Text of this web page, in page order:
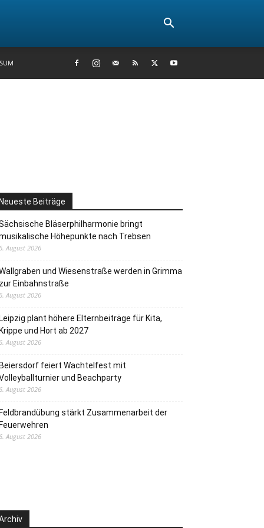
Beiträge
Bläserphilharmonie bringt
Höhepunkte nach Trebsen
August 2026
und Wiesenstraße werden in Grimma
Einbahnstraße
August 2026
plant höhere Elternbeiträge für Kita,
und Hort ab 2027
August 2026
feiert Wachtelfest mit
und Beachparty
August 2026
stärkt Zusammenarbeit der
August 2026